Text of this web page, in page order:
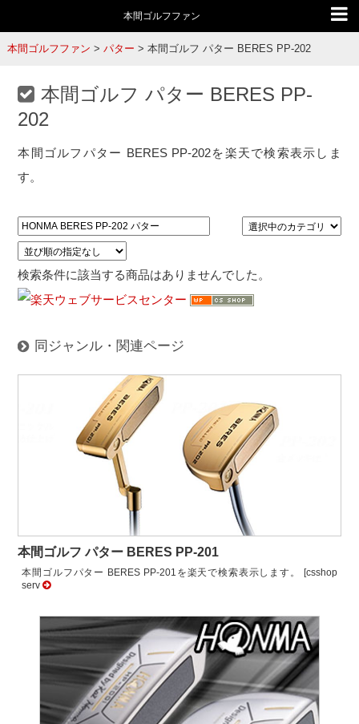
本間ゴルフファン
本間ゴルフファン > パター > 本間ゴルフ パター BERES PP-202
本間ゴルフ パター BERES PP-
202
本間ゴルフパター BERES PP-202を楽天で検索表示しま
す。
検索条件に該当する商品はありませんでした。
同ジャンル・関連ページ
本間ゴルフ パター BERES PP-201
本間ゴルフパター BERES PP-201を楽天で検索表示します。 [csshop
serv